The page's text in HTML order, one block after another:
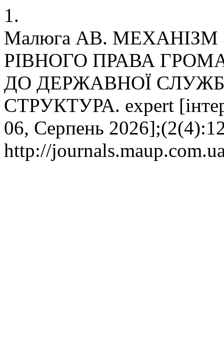
1.
Малюга АВ. МЕХАНІЗМ
РІВНОГО ПРАВА
ДО ДЕРЖАВНОЇ
СТРУКТУРА. expert
06, Серпень
http://